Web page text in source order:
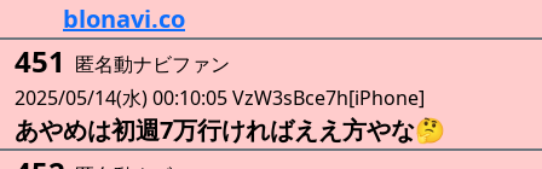
blonavi.co
451 匿名動ナビファン
2025/05/14(水) 00:10:05 VzW3sBce7h[iPhone]
あやめは初週7万行ければええ方やな🤔